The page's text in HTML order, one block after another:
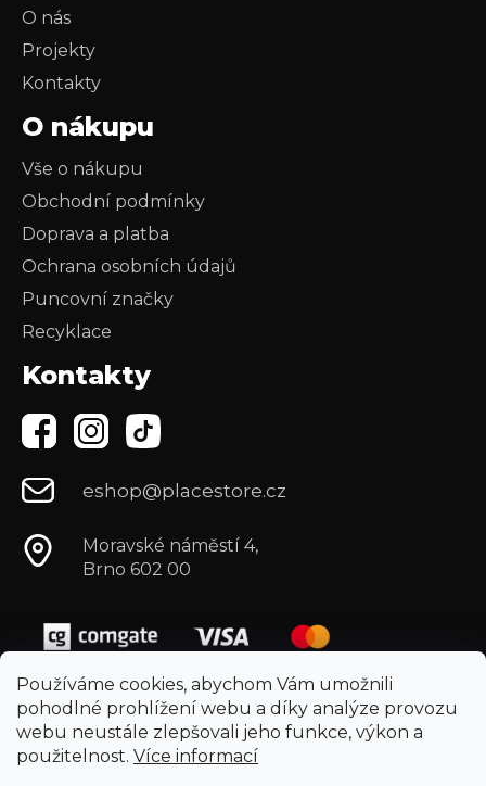
Používáme cookies, abychom Vám umožnili
pohodlné prohlížení webu a díky analýze provozu
webu neustále zlepšovali jeho funkce, výkon a
použitelnost. Více informací
O nás
Projekty
Kontakty
O nákupu
Vše o nákupu
Obchodní podmínky
Doprava a platba
Ochrana osobních údajů
Puncovní značky
Recyklace
Kontakty
eshop@placestore.cz
Moravské náměstí 4,
Brno 602 00